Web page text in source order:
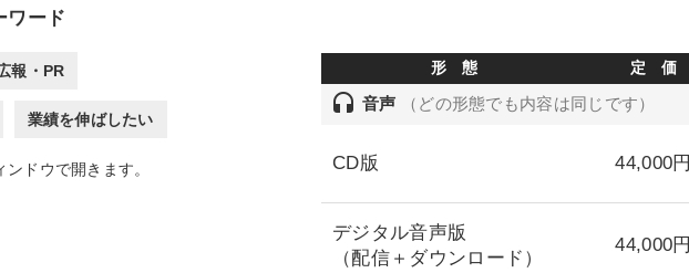
ワード
報・PR
業績を伸ばしたい
ドウで開きます。
形 態 定 価
headset 音声 （どの形態でも内容は同じです）
CD版 44,000円
デジタル音声版
（配信＋ダウンロード）
44,000円